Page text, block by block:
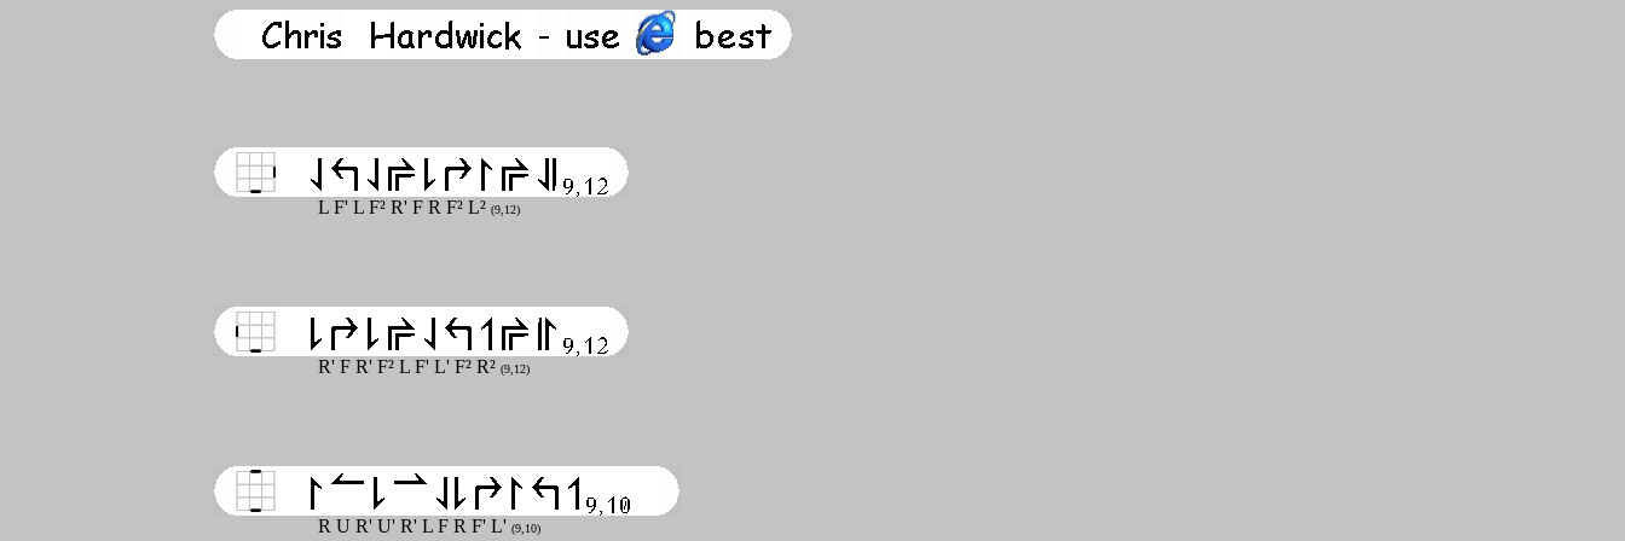
L F' L F² R' F R F² L² (9,12)
R' F R' F² L F' L' F² R² (9,12)
R U R' U' R' L F R F' L' (9,10)